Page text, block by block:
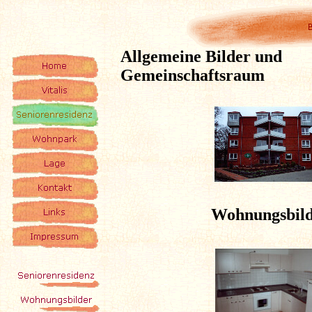
Allgemeine Bilder und
Gemeinschaftsraum